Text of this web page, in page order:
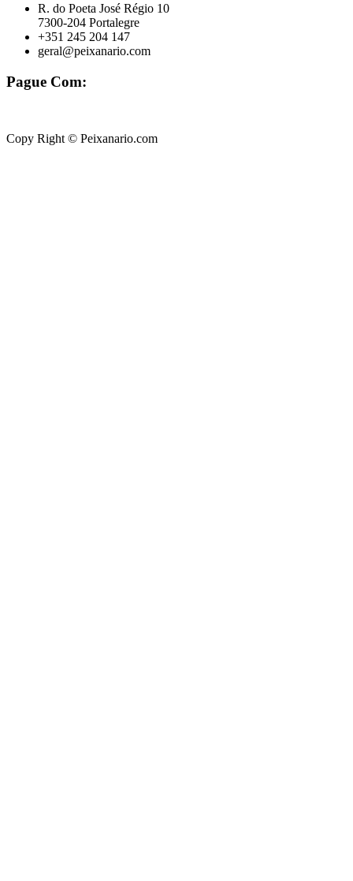
R. do Poeta José Régio 10
7300-204 Portalegre
+351 245 204 147
geral@peixanario.com
Pague Com:
Copy Right © Peixanario.com